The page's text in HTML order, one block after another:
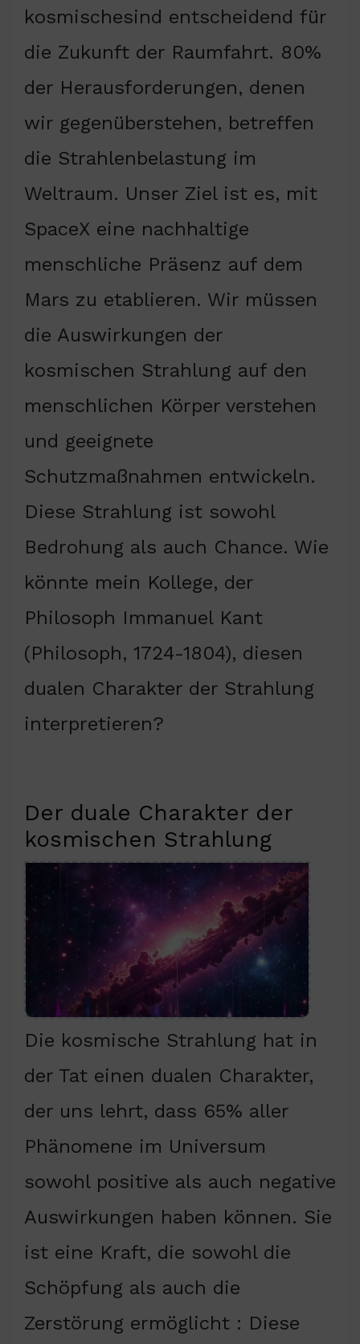
kosmischesind entscheidend für
die Zukunft der Raumfahrt. 80%
der Herausforderungen, denen
wir gegenüberstehen, betreffen
die Strahlenbelastung im
Weltraum. Unser Ziel ist es, mit
SpaceX eine nachhaltige
menschliche Präsenz auf dem
Mars zu etablieren. Wir müssen
die Auswirkungen der
kosmischen Strahlung auf den
menschlichen Körper verstehen
und geeignete
Schutzmaßnahmen entwickeln.
Diese Strahlung ist sowohl
Bedrohung als auch Chance. Wie
könnte mein Kollege, der
Philosoph Immanuel Kant
(Philosoph, 1724-1804), diesen
dualen Charakter der Strahlung
interpretieren?
Der duale Charakter der
kosmischen Strahlung
Die kosmische Strahlung hat in
der Tat einen dualen Charakter,
der uns lehrt, dass 65% aller
Phänomene im Universum
sowohl positive als auch negative
Auswirkungen haben können. Sie
ist eine Kraft, die sowohl die
Schöpfung als auch die
Zerstörung ermöglicht : Diese